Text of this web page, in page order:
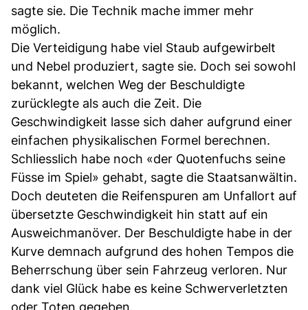
sagte sie. Die Technik mache immer mehr
möglich.
Die Verteidigung habe viel Staub aufgewirbelt
und Nebel produziert, sagte sie. Doch sei sowohl
bekannt, welchen Weg der Beschuldigte
zurücklegte als auch die Zeit. Die
Geschwindigkeit lasse sich daher aufgrund einer
einfachen physikalischen Formel berechnen.
Schliesslich habe noch «der Quotenfuchs seine
Füsse im Spiel» gehabt, sagte die Staatsanwältin.
Doch deuteten die Reifenspuren am Unfallort auf
übersetzte Geschwindigkeit hin statt auf ein
Ausweichmanöver. Der Beschuldigte habe in der
Kurve demnach aufgrund des hohen Tempos die
Beherrschung über sein Fahrzeug verloren. Nur
dank viel Glück habe es keine Schwerverletzten
oder Toten gegeben.